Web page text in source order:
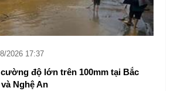
2026 17:37
độ lớn trên 100mm tại Bắc
Nghệ An